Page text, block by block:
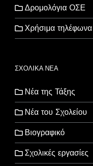
Δρομολόγια ΟΣΕ
Χρήσιμα τηλέφωνα
ΣΧΟΛΙΚΑ ΝΕΑ
Νέα της Τάξης
Νέα του Σχολείου
Βιογραφικό
Σχολικές εργασίες